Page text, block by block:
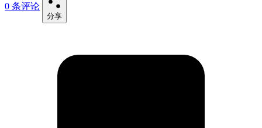
0 条评论
分享